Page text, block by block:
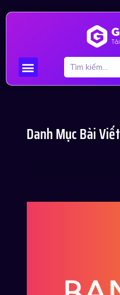
Danh Mục Bài Viết